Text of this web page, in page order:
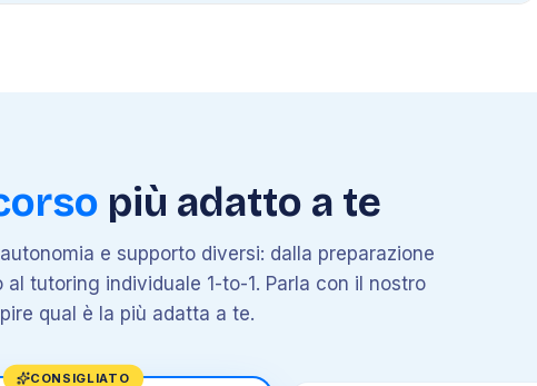
più adatto a te
e supporto diversi: dalla preparazione
tutoring individuale 1-to-1. Parla con il nostro
qual è la più adatta a te.
CONSIGLIATO